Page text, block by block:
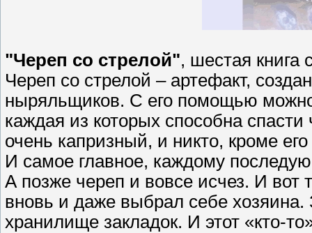
"Череп со стрелой", шестая
Череп со стрелой – артефакт,
ныряльщиков. С его помощью
каждая из которых способна
очень капризный, и никто, кроме
И самое главное, каждому
А позже череп и вовсе исчез. И вот
вновь и даже выбрал себе
хранилище закладок. И этот «кто-